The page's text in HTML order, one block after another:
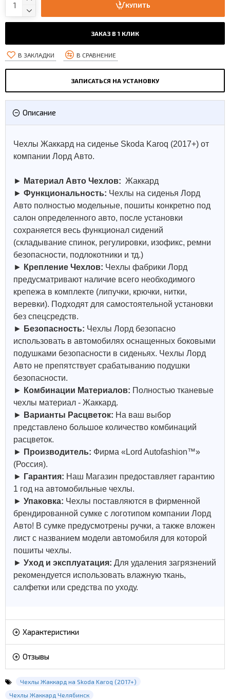
КУПИТЬ
ЗАКАЗ В 1 КЛИК
В ЗАКЛАДКИ В СРАВНЕНИЕ
ЗАПИСАТЬСЯ НА УСТАНОВКУ
Описание
Чехлы Жаккард на сиденье Skoda Karoq (2017+) от
компании Лорд Авто.
► Материал Авто Чехлов: Жаккард
► Функциональность: Чехлы на сиденья Лорд
Авто полностью модельные, пошиты конкретно под
салон определенного авто, после установки
сохраняется весь функционал сидений
(складывание спинок, регулировки, изофикс, ремни
безопасности, подлокотники и тд.)
► Крепление Чехлов: Чехлы фабрики Лорд
предусматривают наличие всего необходимого
крепежа в комплекте (липучки, крючки, нитки,
веревки). Подходят для самостоятельной установки
без спецсредств.
► Безопасность: Чехлы Лорд безопасно
использовать в автомобилях оснащенных боковыми
подушками безопасности в сиденьях. Чехлы Лорд
Авто не препятствует срабатыванию подушки
безопасности.
► Комбинации Материалов: Полностью тканевые
чехлы материал - Жаккард.
► Варианты Расцветок: На ваш выбор
представлено большое количество комбинаций
расцветок.
► Производитель: Фирма «Lord Autofashion™»
(Россия).
► Гарантия: Наш Магазин предоставляет гарантию
1 год на автомобильные чехлы.
► Упаковка: Чехлы поставляются в фирменной
брендированной сумке с логотипом компании Лорд
Авто! В сумке предусмотрены ручки, а также вложен
лист с названием модели автомобиля для которой
пошиты чехлы.
► Уход и эксплуатация: Для удаления загрязнений
рекомендуется использовать влажную ткань,
салфетки или средства по уходу.
Характеристики
Отзывы
Чехлы Жаккард на Skoda Karoq (2017+)
Чехлы Жаккард Челябинск